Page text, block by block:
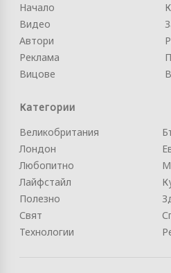
Начало
Видео
Автори
Реклама
Вицове
Категории
Великобритания
Лондон
Любопитно
Лайфстайл
Полезно
Свят
Технологии